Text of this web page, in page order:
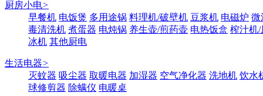
厨房小电>
早餐机 电饭煲 多用途锅 料理机/破壁机 豆浆机 电磁炉 微
毒清洗机 煮蛋器 电炖锅 养生壶/煎药壶 电热饭盒 榨汁机/
冰机 其他厨电
生活电器>
灭蚊器 吸尘器 取暖电器 加湿器 空气净化器 洗地机 饮水
球修剪器 除螨仪 电暖桌